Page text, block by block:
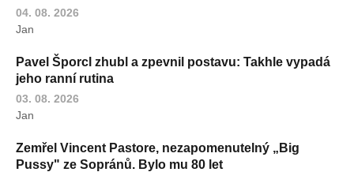
04. 08. 2026
Jan
Pavel Šporcl zhubl a zpevnil postavu: Takhle vypadá
jeho ranní rutina
03. 08. 2026
Jan
Zemřel Vincent Pastore, nezapomenutelný „Big
Pussy" ze Sopránů. Bylo mu 80 let